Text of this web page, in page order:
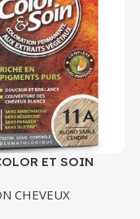
ET SOIN
CENDRE 135
CHEVEUX